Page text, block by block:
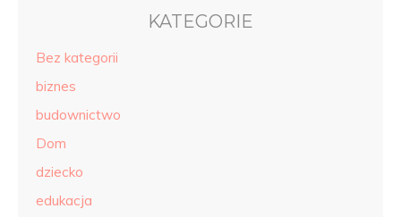
KATEGORIE
Bez kategorii
biznes
budownictwo
Dom
dziecko
edukacja